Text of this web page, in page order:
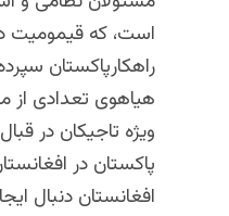
است، که قیمومیت
راهکارپاکستان
هیاهوی تعدادی از
ویژه تاجیکان در
پاکستان در
افغانستان دنبال